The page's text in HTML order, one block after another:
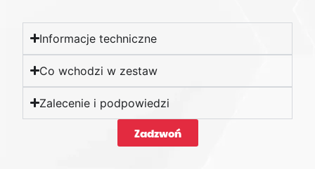
Informacje techniczne
Co wchodzi w zestaw
Zalecenie i podpowiedzi
Zadzwoń